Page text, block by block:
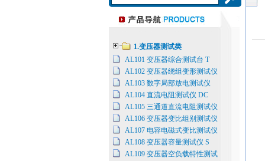
1.变压器测试类
AL101 变压器综合测试台 T
AL102 变压器绕组变形测试仪
AL103 数字局部放电测试仪
AL104 直流电阻测试仪 DC
AL105 三通道直流电阻测试仪
AL106 变压器变比组别测试仪
AL107 电容电磁式变比测试仪
AL108 变压器容量测试仪 S
AL109 变压器空负载特性测试